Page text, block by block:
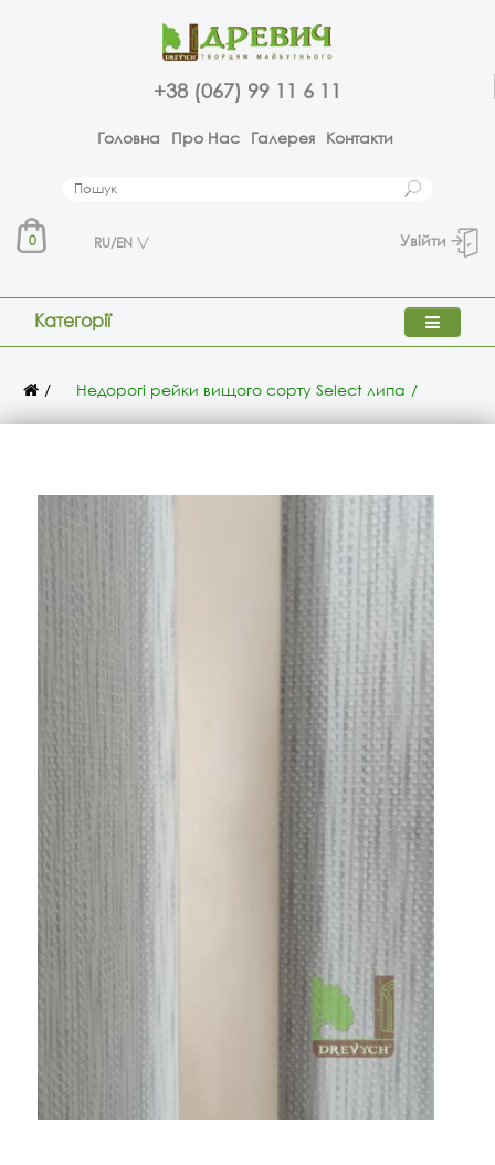
+38 (067) 99 11 6 11
Головна Про Нас Галерея Контакти
0 RU/EN Увійти
Категорії
Недорогі рейки вищого сорту Select липа